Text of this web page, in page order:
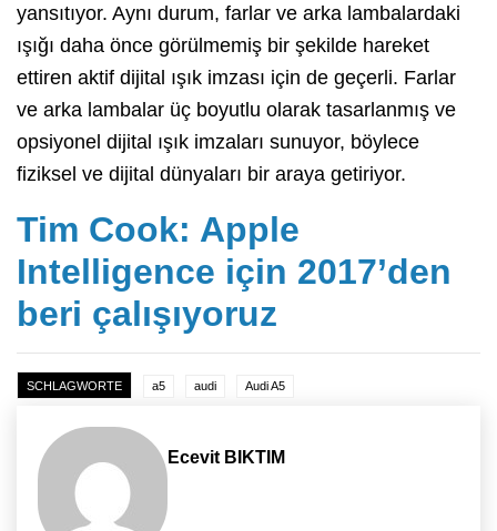
yansıtıyor. Aynı durum, farlar ve arka lambalardaki
ışığı daha önce görülmemiş bir şekilde hareket
ettiren aktif dijital ışık imzası için de geçerli. Farlar
ve arka lambalar üç boyutlu olarak tasarlanmış ve
opsiyonel dijital ışık imzaları sunuyor, böylece
fiziksel ve dijital dünyaları bir araya getiriyor.
Tim Cook: Apple
Intelligence için 2017’den
beri çalışıyoruz
SCHLAGWORTE a5 audi Audi A5
Ecevit BIKTIM